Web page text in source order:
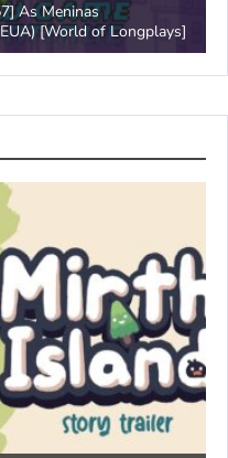
As Meninas
[World of Longplays]